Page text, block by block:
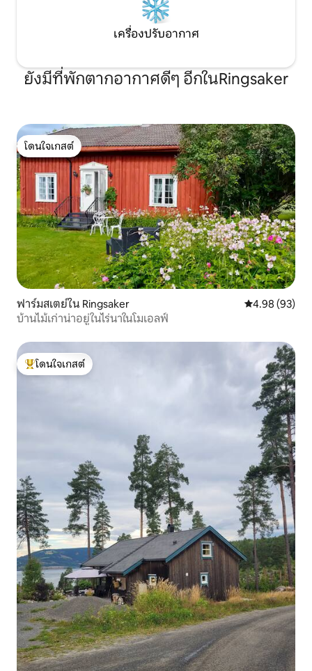
เครื่องปรับอากาศ
ยังมีที่พักตากอากาศดีๆ อีกในRingsaker
โดนใจเกสต์
โดนใจเกสต์
ฟาร์มสเตย์ใน Ringsaker คะแนนเฉลี่ย
4.98 (93)
บ้านไม้เก่าน่าอยู่ในไร่นาในโมเอลฟ์
โดนใจเกสต์ที่สุด
โดนใจเกสต์